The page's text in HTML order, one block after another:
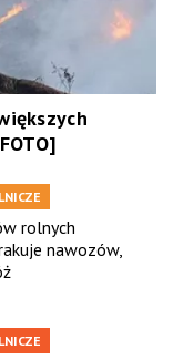
rolnych
nawozów,